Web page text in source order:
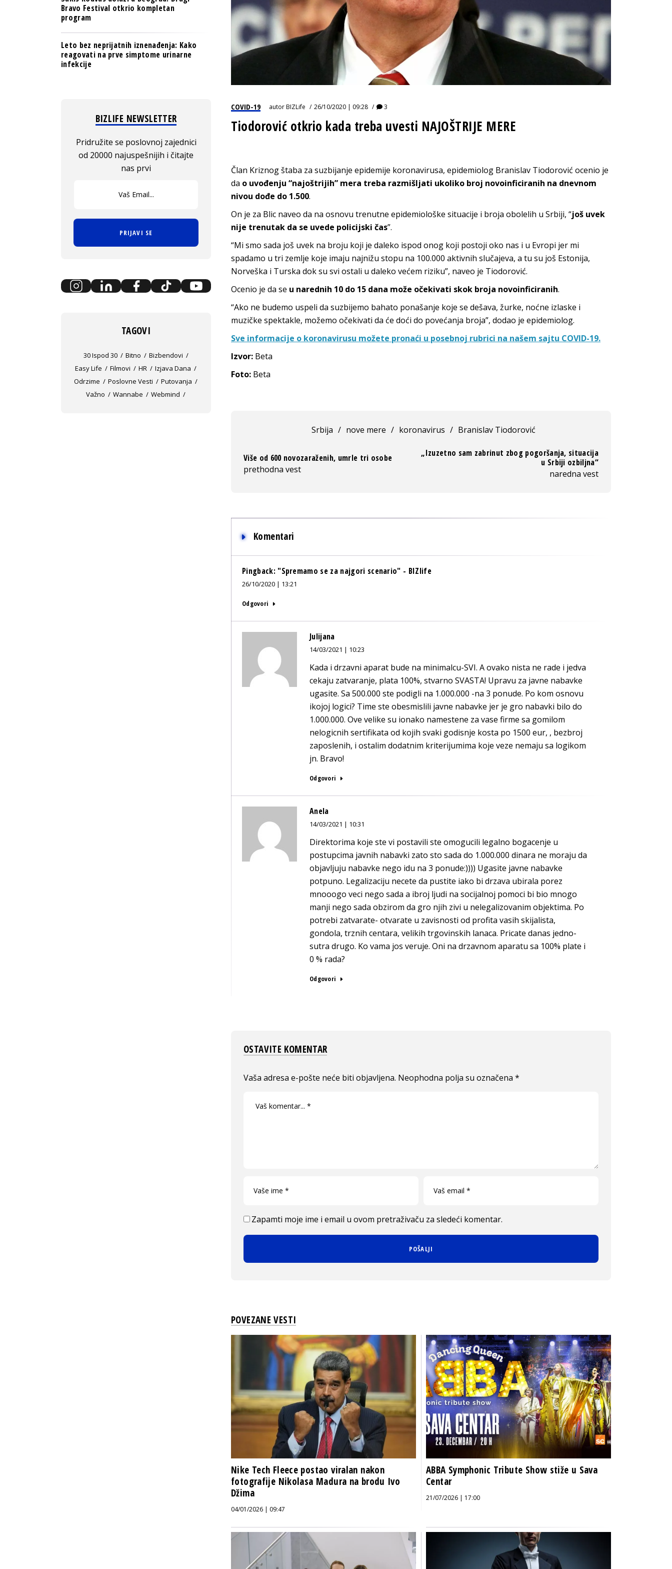
COVID-19 autorBIZLife 26/10/2020 | 09:28 3
Tiodorović otkrio kada treba uvesti NAJOŠTRIJE MERE
Član Kriznog štaba za suzbijanje epidemije koronavirusa, epidemiolog Branislav Tiodorović ocenio je
da o uvođenju “najoštrijih” mera treba razmišljati ukoliko broj novoinficiranih na dnevnom
nivou dođe do 1.500.
On je za Blic naveo da na osnovu trenutne epidemiološke situacije i broja obolelih u Srbiji, “još uvek
nije trenutak da se uvede policijski čas”.
“Mi smo sada još uvek na broju koji je daleko ispod onog koji postoji oko nas i u Evropi jer mi
spadamo u tri zemlje koje imaju najnižu stopu na 100.000 aktivnih slučajeva, a tu su još Estonija,
Norveška i Turska dok su svi ostali u daleko većem riziku”, naveo je Tiodorović.
Ocenio je da se u narednih 10 do 15 dana može očekivati skok broja novoinficiranih.
“Ako ne budemo uspeli da suzbijemo bahato ponašanje koje se dešava, žurke, noćne izlaske i
muzičke spektakle, možemo očekivati da će doći do povećanja broja”, dodao je epidemiolog.
Sve informacije o koronavirusu možete pronaći u posebnoj rubrici na našem sajtu COVID-19.
Izvor: Beta
Foto: Beta
Srbija / nove mere / koronavirus / Branislav Tiodorović
Više od 600 novozaraženih, umrle tri osobe
prethodna vest
„Izuzetno sam zabrinut zbog pogoršanja, situacija
u Srbiji ozbiljna“
naredna vest
Komentari
Pingback: "Spremamo se za najgori scenario" - BIZlife
26/10/2020 | 13:21
Odgovori
Julijana
14/03/2021 | 10:23
Kada i drzavni aparat bude na minimalcu-SVI. A ovako nista ne rade i jedva
cekaju zatvaranje, plata 100%, stvarno SVASTA! Upravu za javne nabavke
ugasite. Sa 500.000 ste podigli na 1.000.000 -na 3 ponude. Po kom osnovu
ikojoj logici? Time ste obesmislili javne nabavke jer je gro nabavki bilo do
1.000.000. Ove velike su ionako namestene za vase firme sa gomilom
nelogicnih sertifikata od kojih svaki godisnje kosta po 1500 eur, , bezbroj
zaposlenih, i ostalim dodatnim kriterijumima koje veze nemaju sa logikom
jn. Bravo!
Odgovori
Anela
14/03/2021 | 10:31
Direktorima koje ste vi postavili ste omogucili legalno bogacenje u
postupcima javnih nabavki zato sto sada do 1.000.000 dinara ne moraju da
objavljuju nabavke nego idu na 3 ponude:)))) Ugasite javne nabavke
potpuno. Legalizaciju necete da pustite iako bi drzava ubirala porez
mnooogo veci nego sada a ibroj ljudi na socijalnoj pomoci bi bio mnogo
manji nego sada obzirom da gro njih zivi u nelegalizovanim objektima. Po
potrebi zatvarate- otvarate u zavisnosti od profita vasih skijalista,
gondola, trznih centara, velikih trgovinskih lanaca. Pricate danas jedno-
sutra drugo. Ko vama jos veruje. Oni na drzavnom aparatu sa 100% plate i
0 % rada?
Odgovori
OSTAVITE KOMENTAR
Vaša adresa e-pošte neće biti objavljena. Neophodna polja su označena *
Zapamti moje ime i email u ovom pretraživaču za sledeći komentar.
POVEZANE VESTI
Nike Tech Fleece postao viralan nakon
fotografije Nikolasa Madura na brodu Ivo
Džima
04/01/2026 | 09:47
ABBA Symphonic Tribute Show stiže u Sava
Centar
21/07/2026 | 17:00
Bravo Festival otkrio kompletan
program
Leto bez neprijatnih iznenađenja: Kako
reagovati na prve simptome urinarne
infekcije
BIZLIFE NEWSLETTER
Pridružite se poslovnoj zajednici
od 20000 najuspešnijih i čitajte
nas prvi
PRIJAVI SE
TAGOVI
30 Ispod 30 Bitno
Bizbendovi
Easy Life
Filmovi HR
Izjava Dana
Odrzime
Poslovne Vesti
Putovanja
Važno
Wannabe Webmind